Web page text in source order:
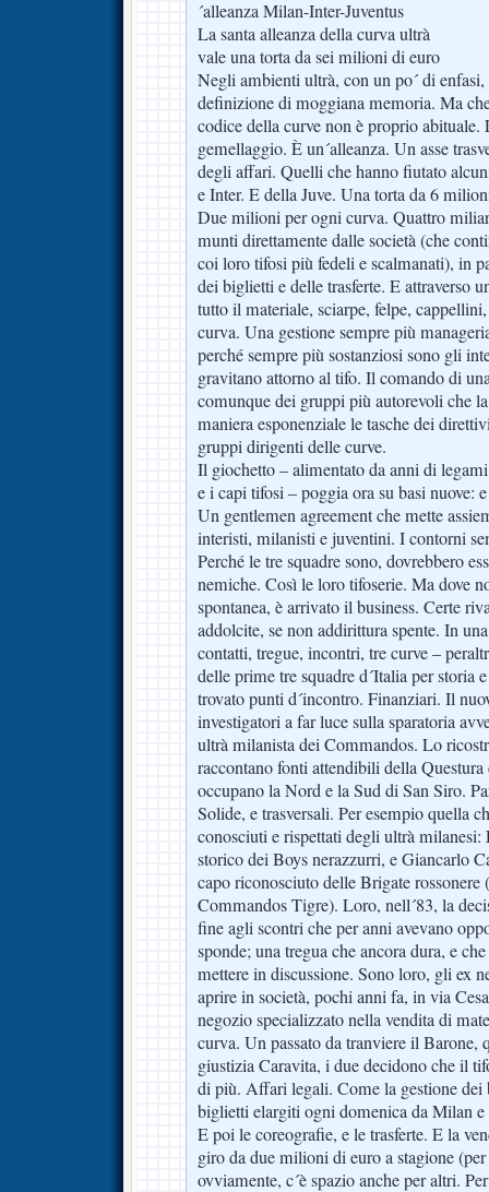
´alleanza Milan-Inter-Juventus
La santa alleanza della curva ultrà
vale una torta da sei milioni di euro
Negli ambienti ultrà, con un po´ di
definizione di moggiana memoria. Ma
codice della curve non è proprio abituale.
gemellaggio. È un´alleanza. Un asse
degli affari. Quelli che hanno fiutato
e Inter. E della Juve. Una torta da 6
Due milioni per ogni curva. Quattro
munti direttamente dalle società (che
coi loro tifosi più fedeli e scalmanati), in
dei biglietti e delle trasferte. E attraverso
tutto il materiale, sciarpe, felpe,
curva. Una gestione sempre più
perché sempre più sostanziosi sono gli
gravitano attorno al tifo. Il comando di
comunque dei gruppi più autorevoli che
maniera esponenziale le tasche dei
gruppi dirigenti delle curve.
Il giochetto – alimentato da anni di
e i capi tifosi – poggia ora su basi nuove:
Un gentlemen agreement che mette
interisti, milanisti e juventini. I contorni
Perché le tre squadre sono, dovrebbero
nemiche. Così le loro tifoserie. Ma dove
spontanea, è arrivato il business. Certe
addolcite, se non addirittura spente. In
contatti, tregue, incontri, tre curve –
delle prime tre squadre d´Italia per storia
trovato punti d´incontro. Finanziari. Il
investigatori a far luce sulla sparatoria
ultrà milanista dei Commandos. Lo
raccontano fonti attendibili della
occupano la Nord e la Sud di San Siro.
Solide, e trasversali. Per esempio quella
conosciuti e rispettati degli ultrà milanesi:
storico dei Boys nerazzurri, e Giancarlo
capo riconosciuto delle Brigate
Commandos Tigre). Loro, nell´83, la
fine agli scontri che per anni avevano
sponde; una tregua che ancora dura, e
mettere in discussione. Sono loro, gli ex
aprire in società, pochi anni fa, in via
negozio specializzato nella vendita di
curva. Un passato da tranviere il Barone,
giustizia Caravita, i due decidono che il
di più. Affari legali. Come la gestione
biglietti elargiti ogni domenica da Milan
E poi le coreografie, e le trasferte. E la
giro da due milioni di euro a stagione
ovviamente, c´è spazio anche per altri.